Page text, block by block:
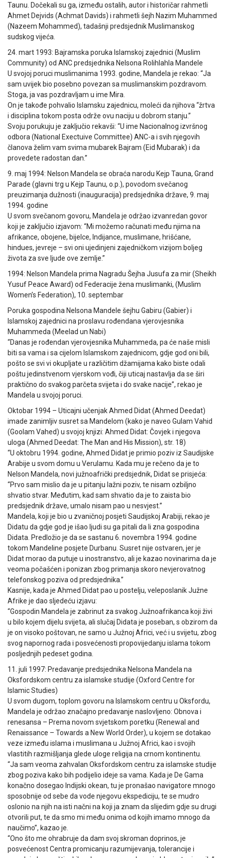
Taunu. Dočekali su ga, između ostalih, autor i historičar rahmetli
Ahmet Dejvids (Achmat Davids) i rahmetli šejh Nazim Muhammed
(Nazeem Mohammed), tadašnji predsjednik Muslimanskog
sudskog vijeća.
24. mart 1993: Bajramska poruka Islamskoj zajednici (Muslim
Community) od ANC predsjednika Nelsona Rolihlahla Mandele
U svojoj poruci muslimanima 1993. godine, Mandela je rekao: “Ja
sam uvijek bio posebno povezan sa muslimanskim pozdravom.
Stoga, ja vas pozdravljam u ime Mira.
On je takođe pohvalio Islamsku zajednicu, moleći da njihova “žrtva
i disciplina tokom posta održe ovu naciju u dobrom stanju.”
Svoju porukuju je zaključio rekavši: “U ime Nacionalnog izvršnog
odbora (National Exectuive Committee) ANC-a i svih njegovih
članova želim vam svima mubarek Bajram (Eid Mubarak) i da
provedete radostan dan.”
9. maj 1994: Nelson Mandela se obraća narodu Kejp Tauna, Grand
Parade (glavni trg u Kejp Taunu, o.p.), povodom svečanog
preuzimanja dužnosti (inauguracija) predsjednika države, 9. maj
1994. godine
U svom svečanom govoru, Mandela je održao izvanredan govor
koji je zaključio izjavom: “Mi možemo računati među njima na
afrikance, obojene, bijelce, Indijance, muslimane, hrišćane,
hindues, jevreje – svi oni ujedinjeni zajedničkom vizijom boljeg
života za sve ljude ove zemlje.”
1994: Nelson Mandela prima Nagradu Šejha Jusufa za mir (Sheikh
Yusuf Peace Award) od Federacije žena muslimanki, (Muslim
Women’s Federation), 10. septembar
Poruka gospodina Nelsona Mandele šejhu Gabiru (Gabier) i
Islamskoj zajednici na proslavu rođendana vjerovjesnika
Muhammeda (Meelad un Nabi)
“Danas je rođendan vjerovjesnika Muhammeda, pa će naše misli
biti sa vama i sa cijelom Islamskom zajednicom, gdje god oni bili,
pošto se svi vi okupljate u različitim džamijama kako biste odali
poštu jedinstvenom vjerskom vođi, čiji uticaj nastavlja da se širi
praktično do svakog parčeta svijeta i do svake nacije”, rekao je
Mandela u svojoj poruci.
Oktobar 1994 – Uticajni učenjak Ahmed Didat (Ahmed Deedat)
imade zanimljiv susret sa Mandelom (kako je naveo Gulam Vahid
(Goolam Vahed) u svojoj knjizi: Ahmed Didat: Čovjek i njegova
uloga (Ahmed Deedat: The Man and His Mission), str. 18)
“U oktobru 1994. godine, Ahmed Didat je primio poziv iz Saudijske
Arabije u svom domu u Verulamu. Kada mu je rečeno da je to
Nelson Mandela, novi južnoafrički predsjednik, Didat se prisjeća:
“Prvo sam mislio da je u pitanju lažni poziv, te nisam ozbiljno
shvatio stvar. Međutim, kad sam shvatio da je to zaista bio
predsjednik države, umalo nisam pao u nesvjest.”
Mandela, koji je bio u zvaničnoj posjeti Saudijskoj Arabiji, rekao je
Didatu da gdje god je išao ljudi su ga pitali da li zna gospodina
Didata. Predložio je da se sastanu 6. novembra 1994. godine
tokom Mandeline posjete Durbanu. Susret nije ostvaren, jer je
Didat morao da putuje u inostranstvo, ali je kazao novinarima da je
veoma počašćen i ponizan zbog primanja skoro nevjerovatnog
telefonskog poziva od predsjednika.”
Kasnije, kada je Ahmed Didat pao u postelju, veleposlanik Južne
Afrike je dao sljedeću izjavu:
“Gospodin Mandela je zabrinut za svakog Južnoafrikanca koji živi
u bilo kojem dijelu svijeta, ali slučaj Didata je poseban, s obzirom da
je on visoko poštovan, ne samo u Južnoj Africi, već i u svijetu, zbog
svog napornog rada i posvećenosti propovijedanju islama tokom
posljednjih pedeset godina.
11. juli 1997: Predavanje predsjednika Nelsona Mandela na
Oksfordskom centru za islamske studije (Oxford Centre for
Islamic Studies)
U svom dugom, toplom govoru na Islamskom centru u Oksfordu,
Mandela je održao značajno predavanje naslovljeno: Obnova i
renesansa – Prema novom svjetskom poretku (Renewal and
Renaissance – Towards a New World Order), u kojem se dotakao
veze između islama i muslimana u Južnoj Africi, kao i svojih
vlastitih razmišljanja glede uloge religija na crnom kontinentu.
“Ja sam veoma zahvalan Oksfordskom centru za islamske studije
zbog poziva kako bih podijelio ideje sa vama. Kada je De Gama
konačno dosegao Indijski okean, tu je pronašao navigatore mnogo
sposobnije od sebe da vode njegovu ekspediciju, te se mudro
oslonio na njih na isti načni na koji ja znam da slijedim gdje su drugi
otvorili put, te da smo mi među onima od kojih imamo mnogo da
naučimo”, kazao je.
“Ono što me ohrabruje da dam svoj skroman doprinos, je
posvećenost Centra promicanju razumijevanja, tolerancije i